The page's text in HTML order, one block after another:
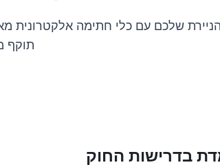
שלכם עם כלי חתימה אלקטרונית
תוקף
בדרישות החוק